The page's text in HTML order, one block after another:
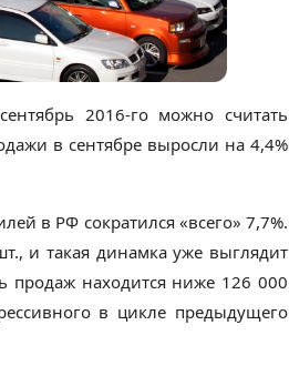
2016-го можно считать
в сентябре выросли на 4,4%
в РФ сократился «всего» 7,7%.
и такая динамка уже выглядит
продаж находится ниже 126 000
в цикле предыдущего